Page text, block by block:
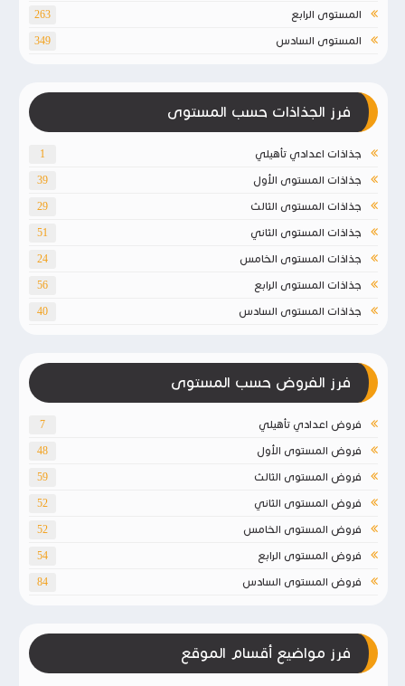
المستوى الرابع 263
المستوى السادس 349
فرز الجذاذات حسب المستوى
جذاذات اعدادي تأهيلي 1
جذاذات المستوى الأول 39
جذاذات المستوى الثالث 29
جذاذات المستوى الثاني 51
جذاذات المستوى الخامس 24
جذاذات المستوى الرابع 56
جذاذات المستوى السادس 40
فرز الفروض حسب المستوى
فروض اعدادي تأهيلي 7
فروض المستوى الأول 48
فروض المستوى الثالث 59
فروض المستوى الثاني 52
فروض المستوى الخامس 52
فروض المستوى الرابع 54
فروض المستوى السادس 84
فرز مواضيع أقسام الموقع